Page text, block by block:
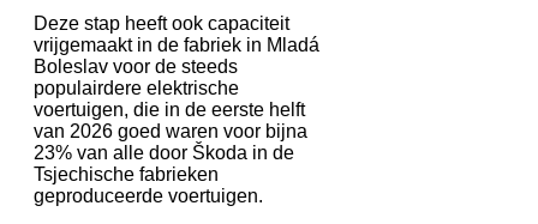
Deze stap heeft ook capaciteit
vrijgemaakt in de fabriek in Mladá
Boleslav voor de steeds
populairdere elektrische
voertuigen, die in de eerste helft
van 2026 goed waren voor bijna
23% van alle door Škoda in de
Tsjechische fabrieken
geproduceerde voertuigen.